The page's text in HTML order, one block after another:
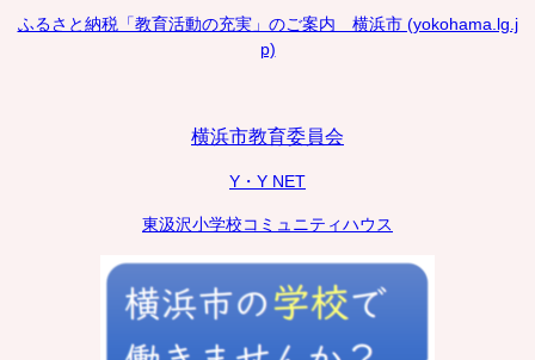
ふるさと納税「教育活動の充実」のご案内 横浜市 (yokohama.lg.j
p)
横浜市教育委員会
Y・Y NET
東汲沢小学校コミュニティハウス